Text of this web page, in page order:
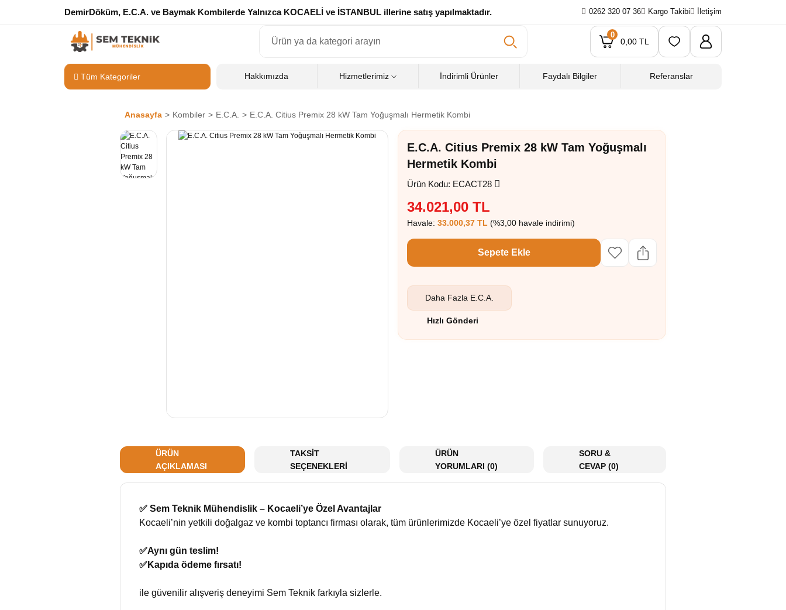
DemirDöküm, E.C.A. ve Baymak Kombilerde Yalnızca KOCAELİ ve İSTANBUL illerine satış yapılmaktadır. 0262 320 07 36 Kargo Takibi İletişim
0
0,00 TL
Tüm Kategoriler Hakkımızda Hizmetlerimiz İndirimli Ürünler Faydalı Bilgiler Referanslar
Anasayfa Kombiler E.C.A. E.C.A. Citius Premix 28 kW Tam Yoğuşmalı Hermetik Kombi
E.C.A. Citius Premix 28 kW Tam Yoğuşmalı
Hermetik Kombi
Ürün Kodu: ECACT28
34.021,00 TL
Havale: 33.000,37 TL (%3,00 havale indirimi)
Sepete Ekle
Daha Fazla E.C.A.
Hızlı Gönderi
ÜRÜN
AÇIKLAMASI
TAKSİT
SEÇENEKLERİ
ÜRÜN
YORUMLARI (0)
SORU &
CEVAP (0)
✅ Sem Teknik Mühendislik – Kocaeli’ye Özel Avantajlar
Kocaeli’nin yetkili doğalgaz ve kombi toptancı firması olarak, tüm ürünlerimizde Kocaeli’ye özel fiyatlar sunuyoruz.
✅​Aynı gün teslim!
✅​Kapıda ödeme fırsatı!
ile güvenilir alışveriş deneyimi Sem Teknik farkıyla sizlerle.